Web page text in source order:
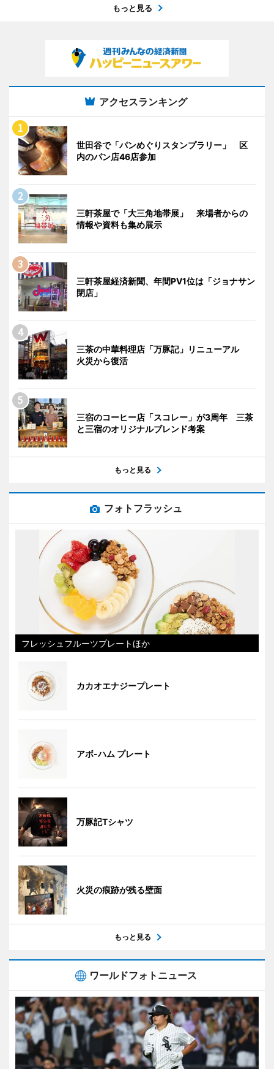
もっと見る
アクセスランキング
世田谷で「パンめぐりスタンプラリー」 区
内のパン店46店参加
三軒茶屋で「大三角地帯展」 来場者からの
情報や資料も集め展示
三軒茶屋経済新聞、年間PV1位は「ジョナサン
閉店」
三茶の中華料理店「万豚記」リニューアル
火災から復活
三宿のコーヒー店「スコレー」が3周年 三茶
と三宿のオリジナルブレンド考案
もっと見る
フォトフラッシュ
フレッシュフルーツプレートほか
カカオエナジープレート
アボ-ハム プレート
万豚記Tシャツ
火災の痕跡が残る壁面
もっと見る
ワールドフォトニュース